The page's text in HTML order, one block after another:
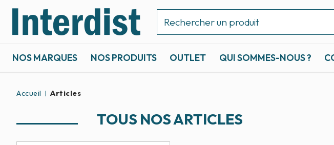
NOS MARQUES NOS PRODUITS OUTLET QUI SOMMES-NOUS ?
Accueil Articles
TOUS NOS ARTICLES